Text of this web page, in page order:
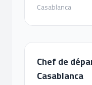
Casablanca
Chef de
Casablanca